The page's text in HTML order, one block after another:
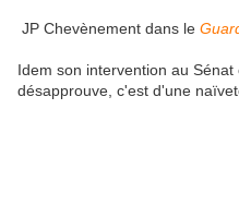
JP Chevènement dans le
Idem son intervention au
désapprouve, c'est d'une